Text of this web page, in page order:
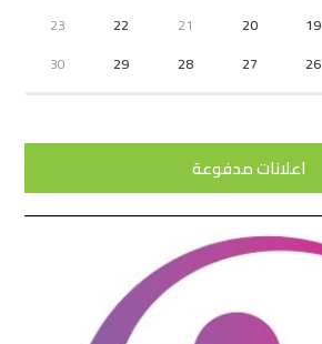
19
20
21
22
23
26
27
28
29
30
اعلانات مدفوعة